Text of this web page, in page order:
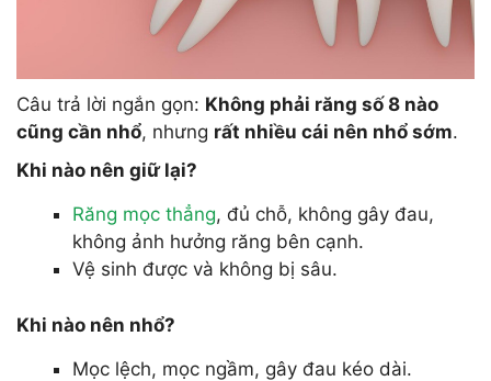
Câu trả lời ngắn gọn: Không phải răng số 8 nào
cũng cần nhổ, nhưng rất nhiều cái nên nhổ sớm.
Khi nào nên giữ lại?
Răng mọc thẳng, đủ chỗ, không gây đau,
không ảnh hưởng răng bên cạnh.
Vệ sinh được và không bị sâu.
Khi nào nên nhổ?
Mọc lệch, mọc ngầm, gây đau kéo dài.